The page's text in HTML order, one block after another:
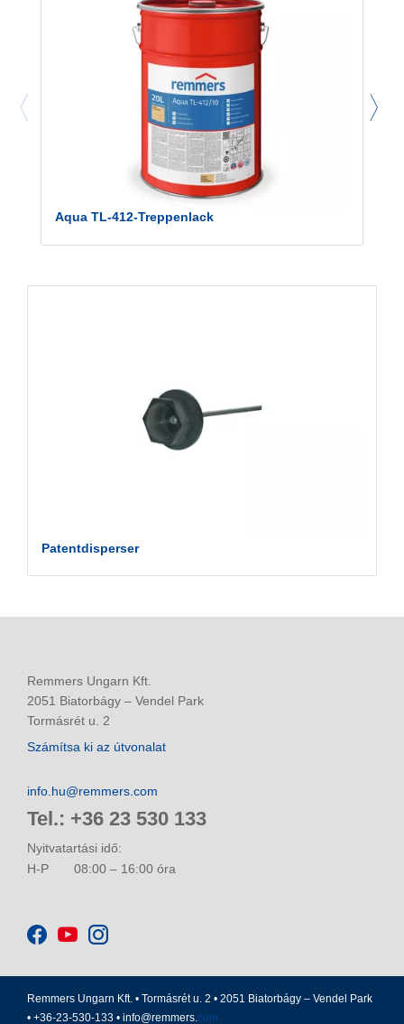
Aqua TL-412-Treppenlack
Patentdisperser
Remmers Ungarn Kft.
2051 Biatorbágy – Vendel Park
Tormásrét u. 2
Számítsa ki az útvonalat
info.hu@remmers.com
Tel.: +36 23 530 133
Nyitvatartási idő:
H-P
08:00 – 16:00 óra
Remmers Ungarn Kft. • Tormásrét u. 2 • 2051 Biatorbágy – Vendel Park
• +36-23-530-133 • info@remmers. com